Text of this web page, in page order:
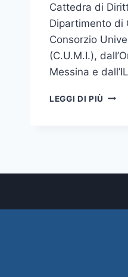
Cattedra di
Dipartimento di
Consorzio
(C.U.M.I.),
Messina e
LEGGI DI PIÙ